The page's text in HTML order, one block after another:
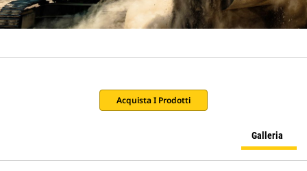
Acquista I Prodotti
Galleria